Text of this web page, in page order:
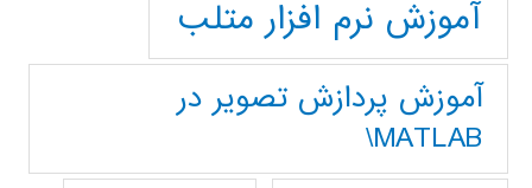
آموزش نرم افزار متلب
آموزش پردازش تصوير در
MATLAB\